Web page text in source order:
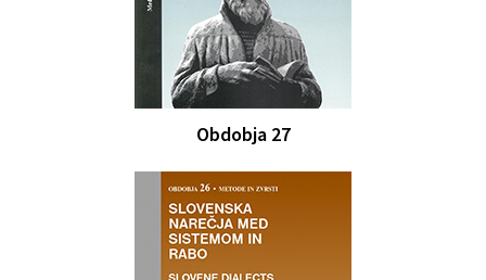
Obdobja 27